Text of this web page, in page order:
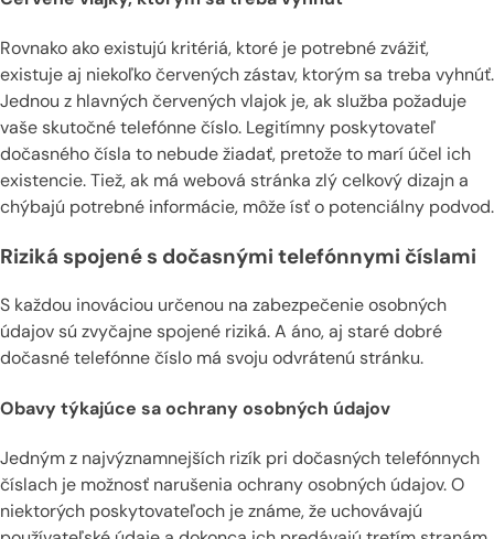
Rovnako ako existujú kritériá, ktoré je potrebné zvážiť,
existuje aj niekoľko červených zástav, ktorým sa treba vyhnúť.
Jednou z hlavných červených vlajok je, ak služba požaduje
vaše skutočné telefónne číslo. Legitímny poskytovateľ
dočasného čísla to nebude žiadať, pretože to marí účel ich
existencie. Tiež, ak má webová stránka zlý celkový dizajn a
chýbajú potrebné informácie, môže ísť o potenciálny podvod.
Riziká spojené s dočasnými telefónnymi číslami
S každou inováciou určenou na zabezpečenie osobných
údajov sú zvyčajne spojené riziká. A áno, aj staré dobré
dočasné telefónne číslo má svoju odvrátenú stránku.
Obavy týkajúce sa ochrany osobných údajov
Jedným z najvýznamnejších rizík pri dočasných telefónnych
číslach je možnosť narušenia ochrany osobných údajov. O
niektorých poskytovateľoch je známe, že uchovávajú